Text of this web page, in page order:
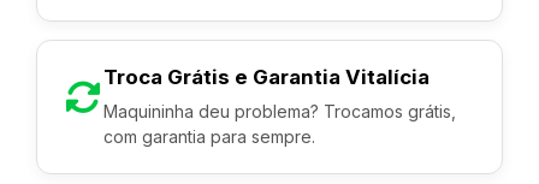
Troca Grátis e Garantia Vitalícia
Maquininha deu problema? Trocamos grátis,
com garantia para sempre.